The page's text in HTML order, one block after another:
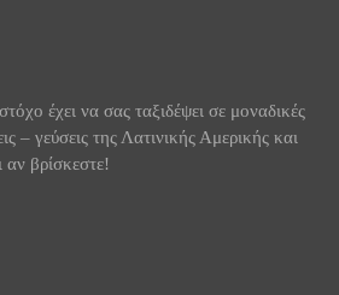
έχει να σας ταξιδέψει σε μοναδικές
– γεύσεις της Λατινικής Αμερικής και
αν βρίσκεστε!